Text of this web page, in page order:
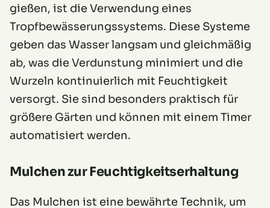
gießen, ist die Verwendung eines
Tropfbewässerungssystems. Diese Systeme
geben das Wasser langsam und gleichmäßig
ab, was die Verdunstung minimiert und die
Wurzeln kontinuierlich mit Feuchtigkeit
versorgt. Sie sind besonders praktisch für
größere Gärten und können mit einem Timer
automatisiert werden.
Mulchen zur Feuchtigkeitserhaltung
Das Mulchen ist eine bewährte Technik, um